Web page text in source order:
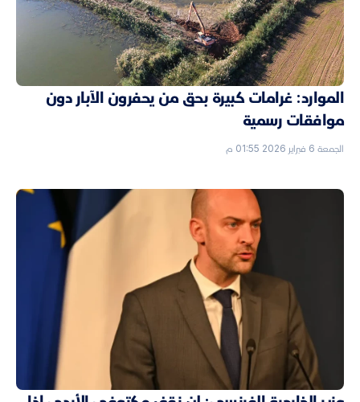
الموارد: غرامات كبيرة بحق من يحفرون الآبار دون
موافقات رسمية
الجمعة 6 فبراير 2026 01:55 م